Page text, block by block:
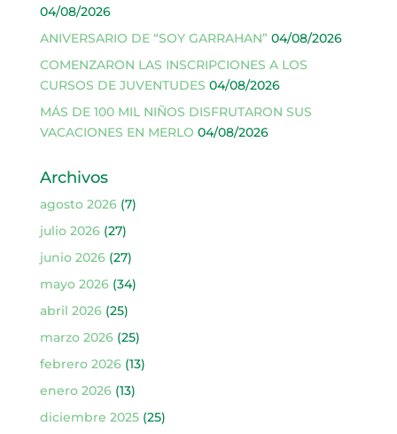
04/08/2026
ANIVERSARIO DE “SOY GARRAHAN” 04/08/2026
COMENZARON LAS INSCRIPCIONES A LOS
CURSOS DE JUVENTUDES 04/08/2026
MÁS DE 100 MIL NIÑOS DISFRUTARON SUS
VACACIONES EN MERLO 04/08/2026
Archivos
agosto 2026(7)
julio 2026(27)
junio 2026(27)
mayo 2026(34)
abril 2026(25)
marzo 2026(25)
febrero 2026(13)
enero 2026(13)
diciembre 2025(25)